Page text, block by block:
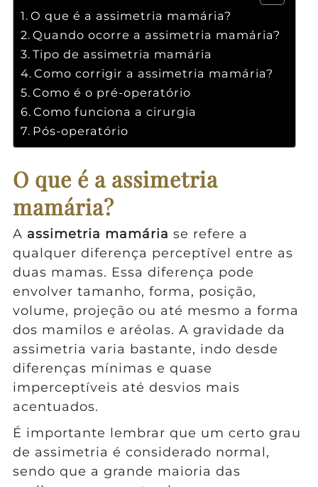
O que é a assimetria mamária?
Quando ocorre a assimetria mamária?
Tipo de assimetria mamária
Como corrigir a assimetria mamária?
Como é o pré-operatório
Como funciona a cirurgia
Pós-operatório
O que é a assimetria
mamária?
A assimetria mamária se refere a
qualquer diferença perceptível entre as
duas mamas. Essa diferença pode
envolver tamanho, forma, posição,
volume, projeção ou até mesmo a forma
dos mamilos e aréolas. A gravidade da
assimetria varia bastante, indo desde
diferenças mínimas e quase
imperceptíveis até desvios mais
acentuados.
É importante lembrar que um certo grau
de assimetria é considerado normal,
sendo que a grande maioria das